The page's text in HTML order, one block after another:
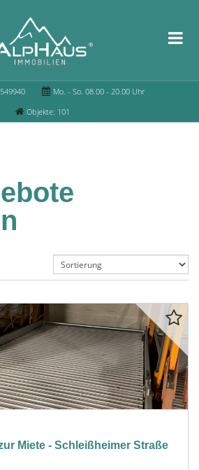
Mo. - So. 08.00 - 20.00 Uhr
Objekte: 101
Miete - Schleißheimer Straße